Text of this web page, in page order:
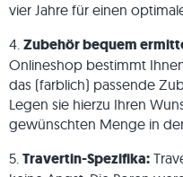
vier Jahre für einen
4. Zubehör bequem
Onlineshop bestimmt
das (farblich) passende
Legen sie hierzu Ihren
gewünschten Menge in
5. Travertin-Spezifika: